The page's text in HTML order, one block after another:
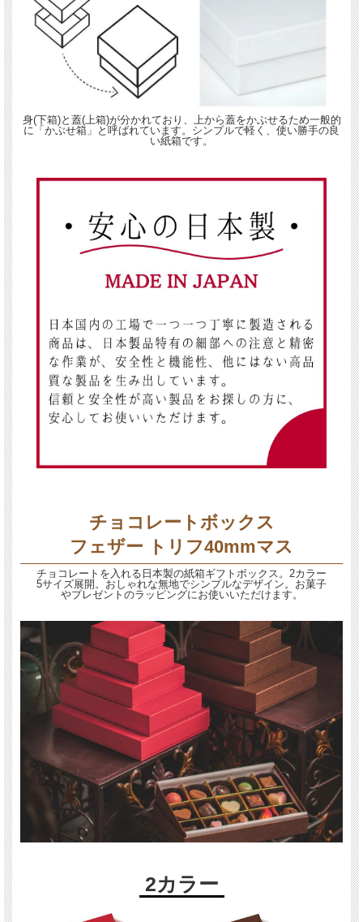
身(下箱)と蓋(上箱)が分かれており、上から蓋をかぶせるため一般的
に「かぶせ箱」と呼ばれています。シンプルで軽く、使い勝手の良
い紙箱です。
チョコレートボックス
フェザー トリフ40mmマス
チョコレートを入れる日本製の紙箱ギフトボックス。2カラー
5サイズ展開。おしゃれな無地でシンプルなデザイン。お菓子
やプレゼントのラッピングにお使いいただけます。
2カラー